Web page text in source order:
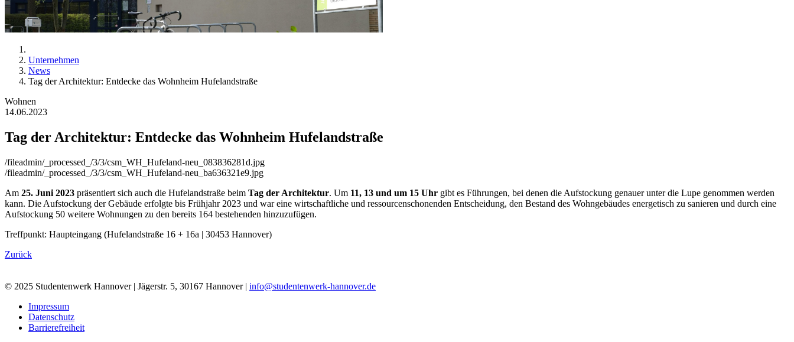
Unternehmen
News
Tag der Architektur: Entdecke das Wohnheim Hufelandstraße
Wohnen
14.06.2023
Tag der Architektur: Entdecke das Wohnheim Hufelandstraße
/fileadmin/_processed_/3/3/csm_WH_Hufeland-neu_083836281d.jpg
/fileadmin/_processed_/3/3/csm_WH_Hufeland-neu_ba636321e9.jpg
Am 25. Juni 2023 präsentiert sich auch die Hufelandstraße beim Tag der Architektur. Um 11, 13 und um 15 Uhr gibt es Führungen, bei denen die Aufstockung genauer unter die Lupe genommen werden
kann. Die Aufstockung der Gebäude erfolgte bis Frühjahr 2023 und war eine wirtschaftliche und ressourcenschonenden Entscheidung, den Bestand des Wohngebäudes energetisch zu sanieren und durch eine
Aufstockung 50 weitere Wohnungen zu den bereits 164 bestehenden hinzuzufügen.
Treffpunkt: Haupteingang (Hufelandstraße 16 + 16a | 30453 Hannover)
Zurück
© 2025 Studentenwerk Hannover | Jägerstr. 5, 30167 Hannover | info@studentenwerk-hannover.de
Impressum
Datenschutz
Barrierefreiheit